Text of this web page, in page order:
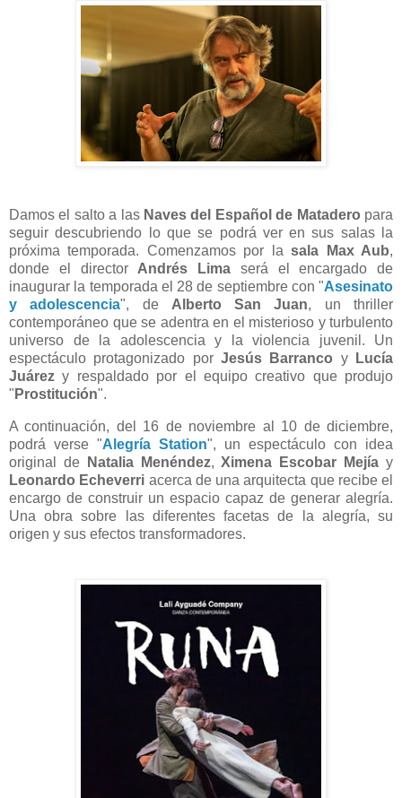
Damos el salto a las Naves del Español de Matadero para
seguir descubriendo lo que se podrá ver en sus salas la
próxima temporada. Comenzamos por lasala Max Aub,
donde el directorAndrés Lima será el encargado de
inaugurar la temporada el 28 de septiembre con "Asesinato
y adolescencia", de Alberto San Juan, un thriller
contemporáneo que se adentra en el misterioso y turbulento
universo de la adolescencia y la violencia juvenil. Un
espectáculo protagonizado porJesús Barranco y
Lucía
Juárez y respaldado por el equipo creativo que produjo
" Prostitución".
A continuación, del 16 de noviembre al 10 de diciembre,
podrá verse "Alegría Station", un espectáculo con idea
original de
Natalia Menéndez, Ximena Escobar Mejíay
Leonardo Echeverri acerca de una arquitecta que recibe el
encargo de construir un espacio capaz de generar alegría.
Una obra sobre las diferentes facetas de la alegría, su
origen y sus efectos transformadores.